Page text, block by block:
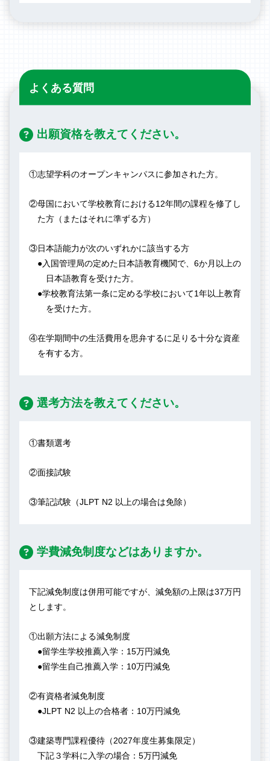
よくある質問
出願資格を教えてください。
①志望学科のオープンキャンパスに参加された方。
②母国において学校教育における12年間の課程を修了し
た方（またはそれに準ずる方）
③日本語能力が次のいずれかに該当する方
●入国管理局の定めた日本語教育機関で、6か月以上の
日本語教育を受けた方。
●学校教育法第一条に定める学校において1年以上教育
を受けた方。
④在学期間中の生活費用を思弁するに足りる十分な資産
を有する方。
選考方法を教えてください。
①書類選考
②面接試験
③筆記試験（JLPT N2 以上の場合は免除）
学費減免制度などはありますか。
下記減免制度は併用可能ですが、減免額の上限は37万円
とします。
①出願方法による減免制度
●留学生学校推薦入学：15万円減免
●留学生自己推薦入学：10万円減免
②有資格者減免制度
●JLPT N2 以上の合格者：10万円減免
③建築専門課程優待（2027年度生募集限定）
下記３学科に入学の場合：5万円減免